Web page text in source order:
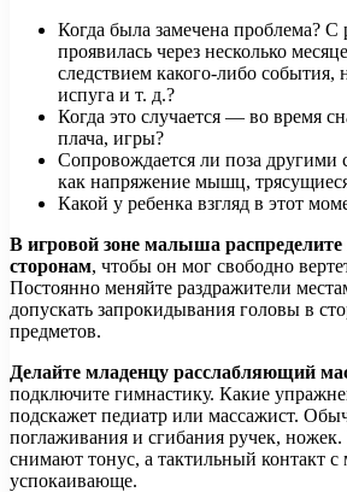
Когда была замечена проблема?
проявилась через несколько
следствием какого-либо события,
испуга и т. д.?
Когда это случается — во время
плача, игры?
Сопровождается ли поза
как напряжение мышц,
Какой у ребенка взгляд в этот
В игровой зоне малыша
сторонам, чтобы он мог свободно
Постоянно меняйте раздражители
допускать запрокидывания головы в
предметов.
Делайте младенцу расслабляющий
подключите гимнастику. Какие
подскажет педиатр или массажист.
поглаживания и сгибания ручек,
снимают тонус, а тактильный контакт с
успокаивающе.